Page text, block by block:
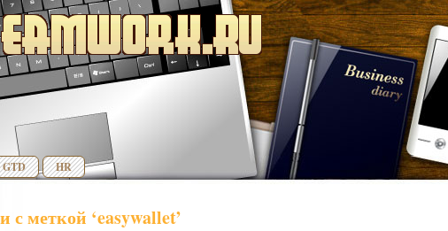
GTD HR
с меткой ‘easywallet’